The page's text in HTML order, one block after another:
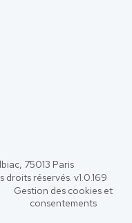
75013 Paris
droits réservés. v1.0.169
Gestion des cookies et
consentements